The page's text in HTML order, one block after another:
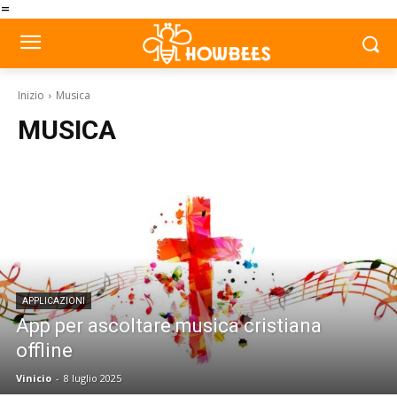
=
Inizio Musica
MUSICA
APPLICAZIONI
App per ascoltare musica cristiana
offline
Vinicio - 8 luglio 2025